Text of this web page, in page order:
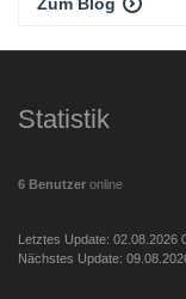
Blick auf den FC
Statistik
6 Benutzer online
Letztes Update: 02.08.2026
Nächstes Update: